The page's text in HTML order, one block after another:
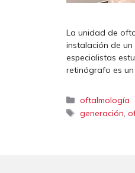
La unidad de
instalación de
especialistas
retinógrafo es
Categorías
oftalmología
Etiquetas
generación,